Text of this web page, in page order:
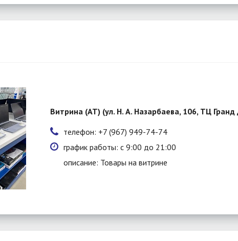
Витрина (АТ) (ул. Н. А. Назарбаева, 106, ТЦ
телефон: +7 (967) 949-74-74
график работы: с 9:00 до 21:00
описание: Товары на витрине